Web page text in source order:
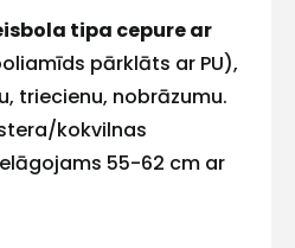
tipa cepure ar
pārklāts ar PU),
triecienu, nobrāzumu.
kokvilnas
55-62 cm ar
E-pasts